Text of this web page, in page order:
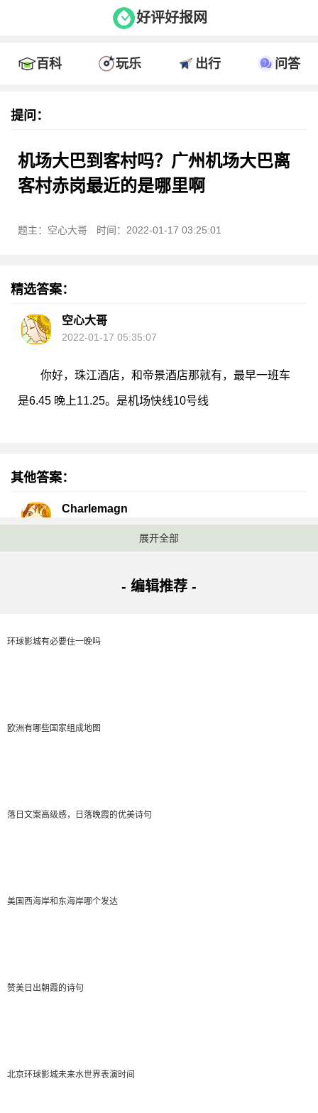
好评好报网
百科 玩乐 出行 问答
提问：
机场大巴到客村吗？广州机场大巴离
客村赤岗最近的是哪里啊
题主：空心大哥 时间：2022-01-17 03:25:01
精选答案：
空心大哥
2022-01-17 05:35:07
你好，珠江酒店，和帝景酒店那就有，最早一班车
是6.45 晚上11.25。是机场快线10号线
其他答案：
Charlemagn
2022-01-17 05:09:32
火车站，然后再打个车到客村。白云机场到广州火车站
班结束为止，也就是不管你几点到达机场，都有车再等
2022-01-17 05:09:17
站)到珠江广场站下,过马路往右走到机场快线新珠江大酒
Judy^
展开全部
- 编辑推荐 -
环球影城有必要住一晚吗
欧洲有哪些国家组成地图
落日文案高级感，日落晚霞的优美诗句
美国西海岸和东海岸哪个发达
赞美日出朝霞的诗句
北京环球影城未来水世界表演时间